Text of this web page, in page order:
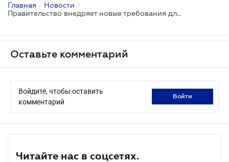
Главная / Новости /
Правительство внедряет новые требования для аптек в государственных больницах: ограничение ассортимента и изменения площади помещений
Оставьте комментарий
Войдите, чтобы оставить
комментарий
войти
Читайте нас в соцсетях.